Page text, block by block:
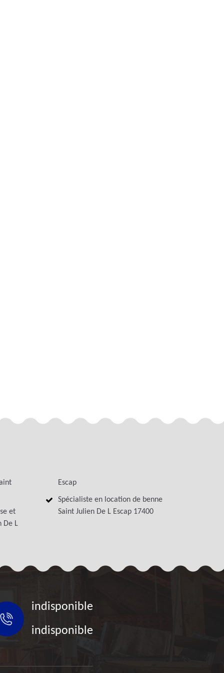
et
De L
Escap
Spécialiste en location de benne
Saint Julien De L Escap 17400
indisponible
indisponible